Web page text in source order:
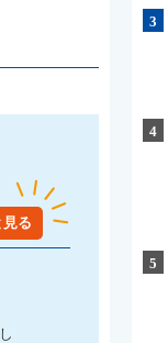
見る
3
4
5